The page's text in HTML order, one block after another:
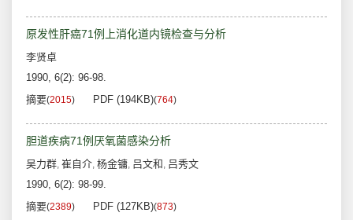
原发性肝癌71例上消化道内镜检查与分析
李贤卓
1990, 6(2): 96-98.
摘要(2015) PDF (194KB)(764)
胆道疾病71例厌氧菌感染分析
吴力群, 崔自介, 杨金镛, 吕文和 , 吕秀文
1990, 6(2): 98-99.
摘要(2389) PDF (127KB)(873)